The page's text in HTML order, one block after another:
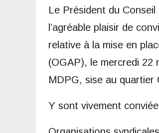
Le Président du
l’agréable plaisir de
relative à la mise en
(OGAP), le mercredi 22
MDPG, sise au quartier
Y sont vivement